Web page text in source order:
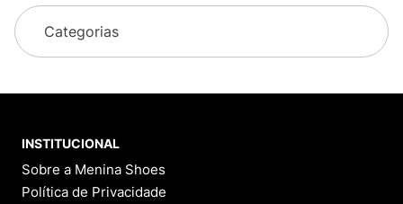
Categorias
INSTITUCIONAL
Sobre a Menina Shoes
Política de Privacidade